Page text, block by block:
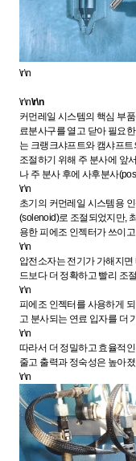
\r\n
\r\n\r\n
커먼레일 시스템의 핵심 부
료분사구를 열고 닫아 필요
는 크랭크샤프트와 캠샤프
조절하기 위해 주 분사에 앞
나 주 분사 후에 사후분사
\r\n
초기의 커먼레일 시스템용
(solenoid)로 조절되었지만,
용한 피에조 인젝터가 쓰이
\r\n
압전소자는 전기가 가해지면
드보다 더 정확하고 빨리 조
\r\n
피에조 인젝터를 사용하게
고 분사되는 연료 입자를 더
\r\n
따라서 더 정밀하고 효율적
줄고 출력과 정숙성은 높아
\r\n